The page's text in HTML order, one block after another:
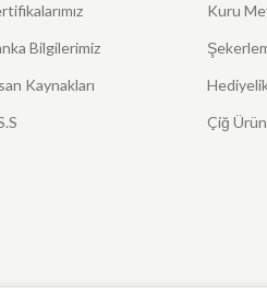
Bilgilerimiz
Kaynakları
Kuru
Çiğ